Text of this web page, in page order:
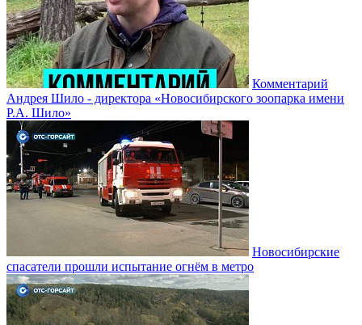
Комментарий
Андрея Шило - директора «Новосибирского зоопарка имени
Р.А. Шило»
Новосибирские
спасатели прошли испытание огнём в метро